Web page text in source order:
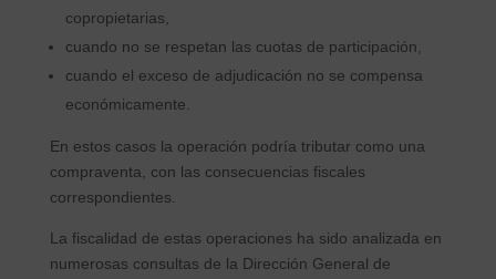
copropietarias,
cuando no se respetan las cuotas de participación,
cuando el exceso de adjudicación no se compensa
económicamente.
En estos casos la operación podría tributar como una
compraventa, con las consecuencias fiscales
correspondientes.
La fiscalidad de estas operaciones ha sido analizada en
numerosas consultas de la Dirección General de